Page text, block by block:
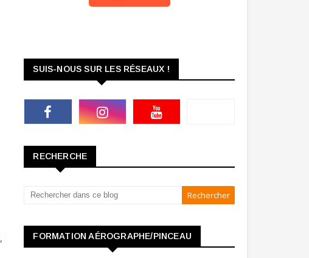
,
SUIS-NOUS SUR LES RÉSEAUX !
RECHERCHE
FORMATION AÉROGRAPHE/PINCEAU